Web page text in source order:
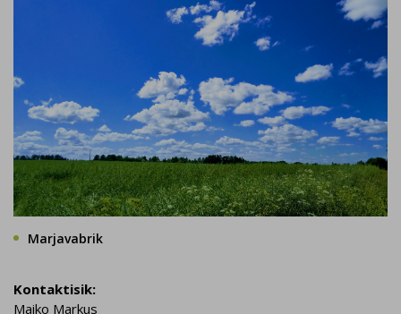
Marjavabrik
Kontaktisik:
Maiko Markus